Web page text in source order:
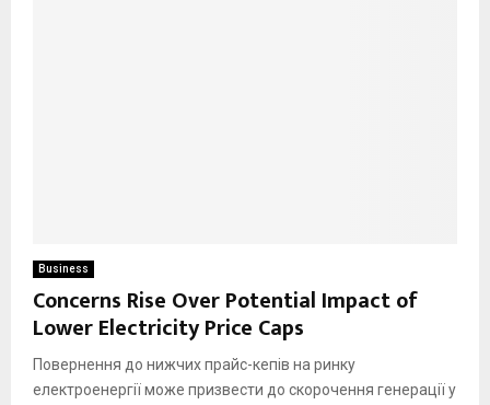
Business
Concerns Rise Over Potential Impact of
Lower Electricity Price Caps
Повернення до нижчих прайс-кепів на ринку
електроенергії може призвести до скорочення генерації у